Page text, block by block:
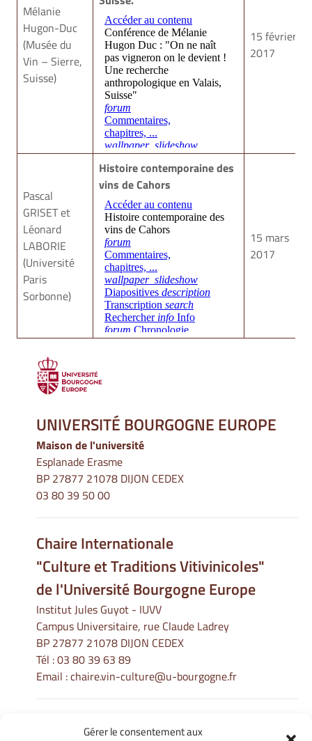
Gérer le consentement aux
Mélanie
Hugon-Duc
(Musée du
Vin – Sierre,
Suisse)
15 février
2017
Pascal
GRISET et
Léonard
LABORIE
(Université
Paris
Sorbonne)
Histoire contemporaine des
vins de Cahors
15 mars
2017
UNIVERSITÉ BOURGOGNE EUROPE
Maison de l'université
Esplanade Erasme
BP 27877 21078 DIJON CEDEX
03 80 39 50 00
Chaire Internationale
"Culture et Traditions Vitivinicoles"
de l'Université Bourgogne Europe
Institut Jules Guyot - IUVV
Campus Universitaire, rue Claude Ladrey
BP 27877 21078 DIJON CEDEX
Tél :03 80 39 63 89
Email :chaire.vin-culture@u-bourgogne.fr